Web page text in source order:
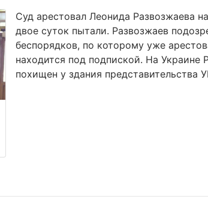
Cуд арестовал Леонида Развозжаева
двое суток пытали. Развозжаев
беспорядков, по которому уже
находится под подпиской. На
похищен у здания представительства